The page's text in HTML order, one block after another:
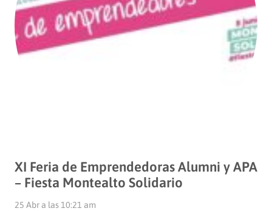
XI Feria de Emprendedoras Alumni y APA
– Fiesta Montealto Solidario
25 Abr a las 10:21 am